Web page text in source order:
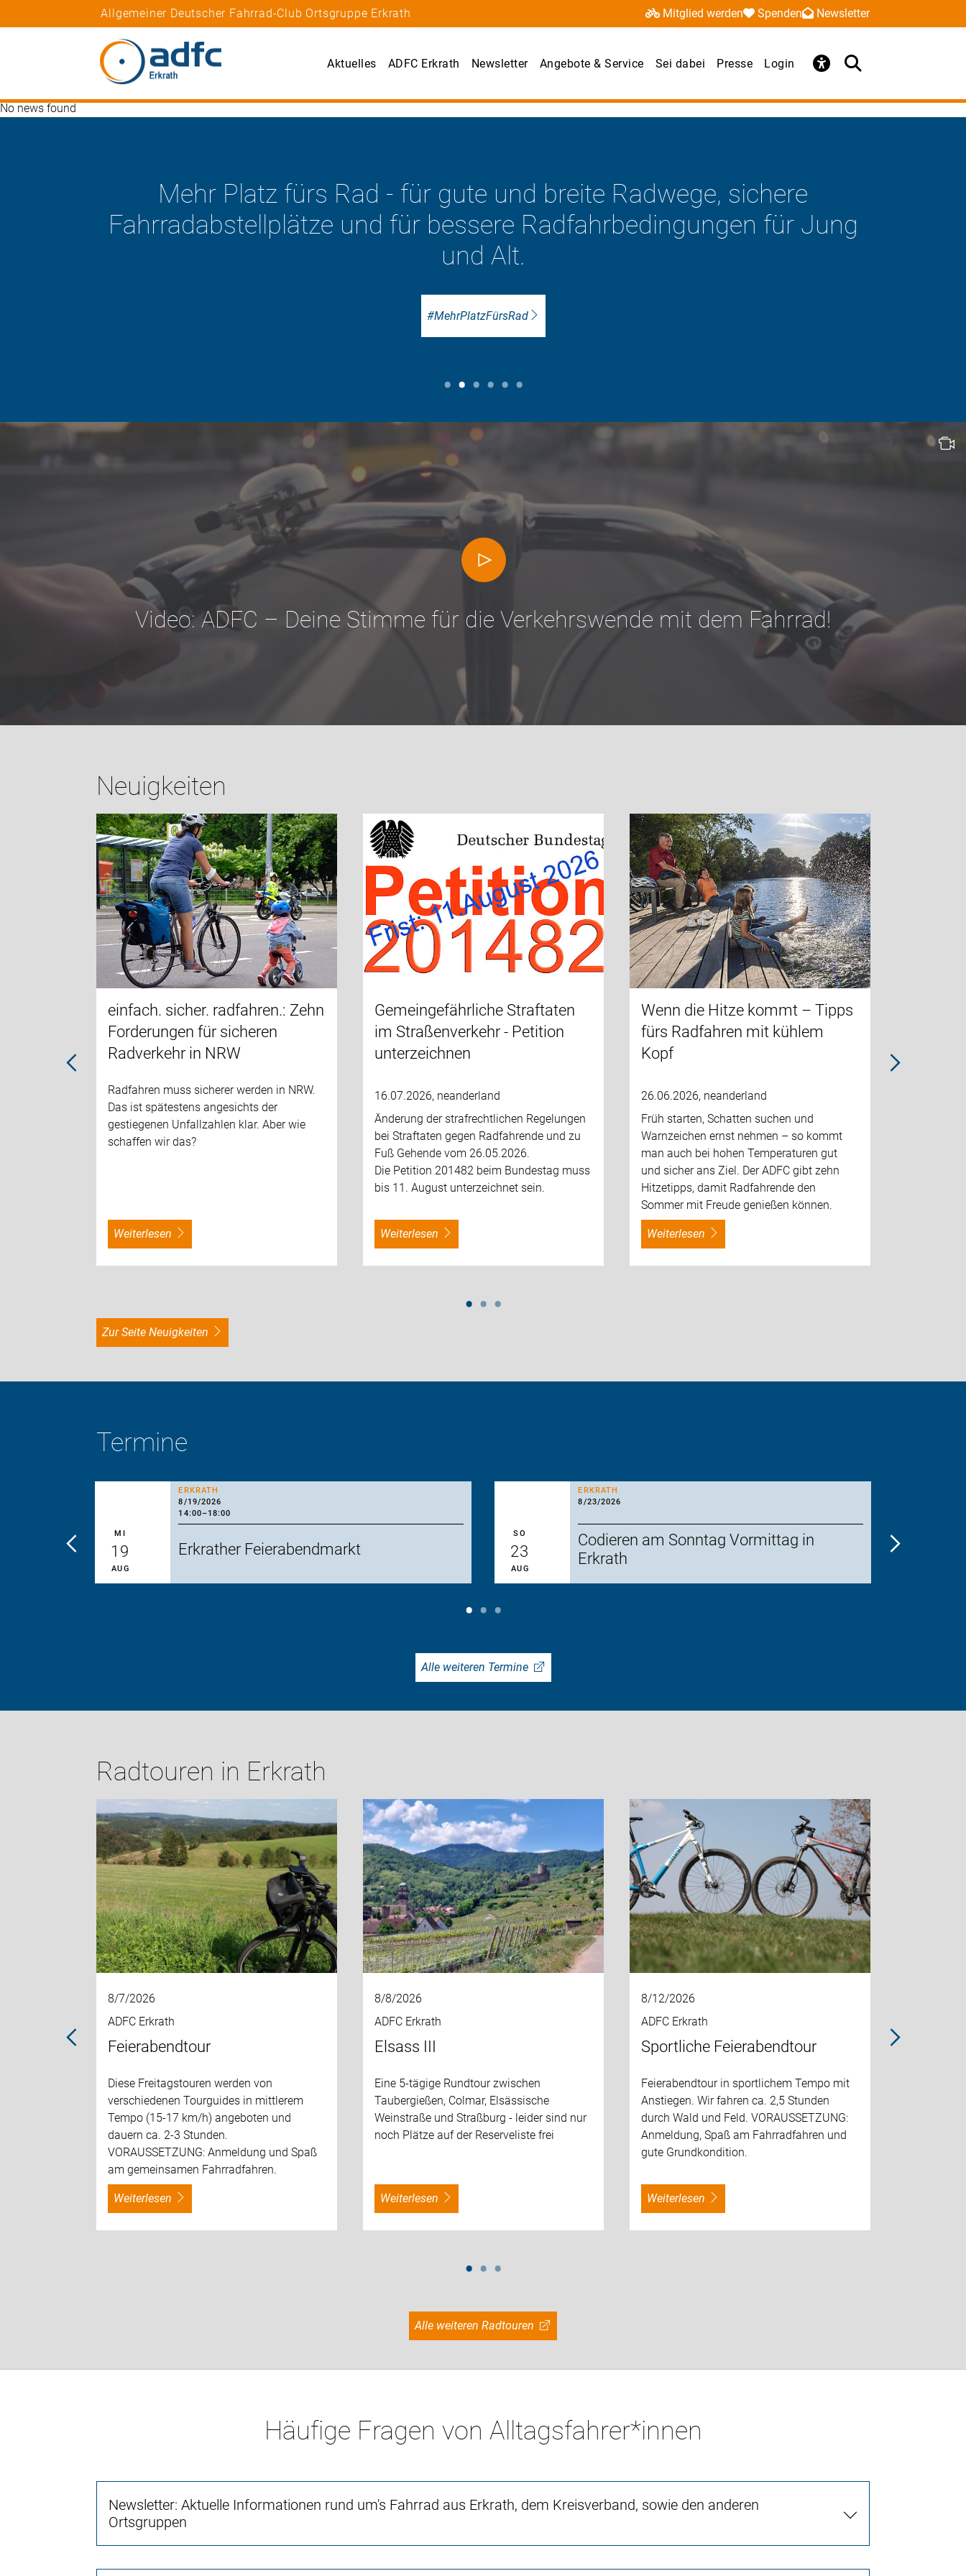
Allgemeiner Deutscher Fahrrad-Club Ortsgruppe Erkrath Mitglied werden Spenden Newsletter
Aktuelles ADFC Erkrath Newsletter Angebote & Service Sei dabei Presse Login
No news found
Der ADFC will die Verkehrswende – mit dem Fahrrad im Mittelpunkt.
Video: ADFC – Deine Stimme für die Verkehrswende mit dem Fahrrad!
Neuigkeiten
einfach. sicher. radfahren.: Zehn
Forderungen für sicheren
Radverkehr in NRW
Radfahren muss sicherer werden in NRW.
Das ist spätestens angesichts der
gestiegenen Unfallzahlen klar. Aber wie
schaffen wir das?
weiterlesen
Gemeingefährliche Straftaten
im Straßenverkehr - Petition
unterzeichnen
16.07.2026, neanderland
Änderung der strafrechtlichen Regelungen
bei Straftaten gegen Radfahrende und zu
Fuß Gehende vom 26.05.2026.
Die Petition 201482 beim Bundestag muss
bis 11. August unterzeichnet sein.
weiterlesen
Wenn die Hitze kommt – Tipps
fürs Radfahren mit kühlem
Kopf
26.06.2026, neanderland
Früh starten, Schatten suchen und
Warnzeichen ernst nehmen – so kommt
man auch bei hohen Temperaturen gut
und sicher ans Ziel. Der ADFC gibt zehn
Hitzetipps, damit Radfahrende den
Sommer mit Freude genießen können.
weiterlesen
zur Seite Neuigkeiten
Termine
ERKRATH
8/19/2026
14:00–18:00
MI
19
AUG
Erkrather Feierabendmarkt
ERKRATH
8/23/2026
SO
23
AUG
Codieren am Sonntag Vormittag in
Erkrath
Alle weiteren Termine
Radtouren in Erkrath
8/7/2026
ADFC Erkrath
Feierabendtour
Diese Freitagstouren werden von
verschiedenen Tourguides in mittlerem
Tempo (15-17 km/h) angeboten und
dauern ca. 2-3 Stunden.
VORAUSSETZUNG: Anmeldung und Spaß
am gemeinsamen Fahrradfahren.
weiterlesen
8/8/2026
ADFC Erkrath
Elsass III
Eine 5-tägige Rundtour zwischen
Taubergießen, Colmar, Elsässische
Weinstraße und Straßburg - leider sind nur
noch Plätze auf der Reserveliste frei
weiterlesen
8/12/2026
ADFC Erkrath
Sportliche Feierabendtour
Feierabendtour in sportlichem Tempo mit
Anstiegen. Wir fahren ca. 2,5 Stunden
durch Wald und Feld. VORAUSSETZUNG:
Anmeldung, Spaß am Fahrradfahren und
gute Grundkondition.
weiterlesen
Alle weiteren Radtouren
Häufige Fragen von Alltagsfahrer*innen
Newsletter: Aktuelle Informationen rund um's Fahrrad aus Erkrath, dem Kreisverband, sowie den anderen
Ortsgruppen